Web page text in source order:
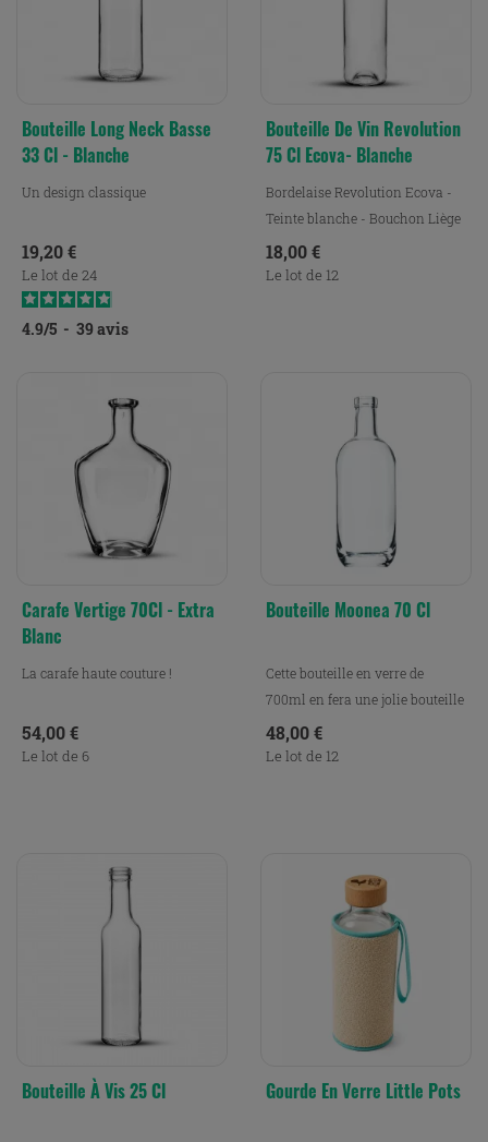
Bouteille Long Neck Basse
33 Cl - Blanche
Un design classique
Prix
19,20 €
Le lot de 24
4.9/5 - 39 avis
Bouteille De Vin Revolution
75 Cl Ecova- Blanche
Bordelaise Revolution Ecova -
Teinte blanche - Bouchon Liège
Prix
18,00 €
Le lot de 12
Carafe Vertige 70Cl - Extra
Blanc
La carafe haute couture !
Prix
54,00 €
Le lot de 6
Bouteille Moonea 70 Cl
Cette bouteille en verre de
700ml en fera une jolie bouteille
d’eau en verre, ou...
Prix
48,00 €
Le lot de 12
Bouteille À Vis 25 Cl Gourde En Verre Little Pots